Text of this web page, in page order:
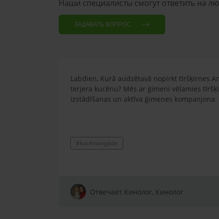
Наши специалисты смогут ответить на
ЗАДАВАТЬ ВОПРОС
Labdien, Kurā audzētavā nopirkt tīršķirnes
terjera kucēnu? Mēs ar ģimeni vēlamies
izstādīšanas un aktīva ģimenes kompanjona.
#kucēnaiegāde
Отвечает Кинолог, Кинолог